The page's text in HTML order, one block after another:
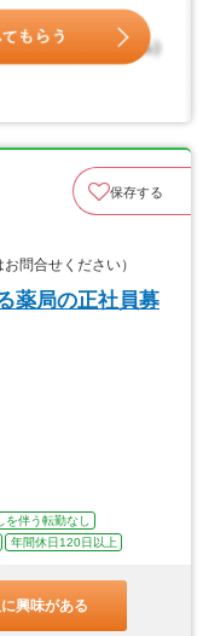
保存する
問合せください）
薬局の正社員募
を伴う転勤なし
年間休日120日以上
興味がある